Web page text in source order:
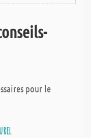
pour le